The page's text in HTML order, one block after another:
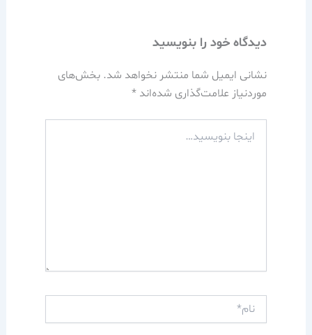
دیدگاه‌ خود را بنویسید
نشانی ایمیل شما منتشر نخواهد شد. بخش‌های
موردنیاز علامت‌گذاری شده‌اند *
بنویسید…